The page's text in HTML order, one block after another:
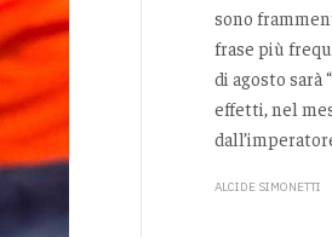
sono
frase più
di agosto sarà
effetti, nel
ALCIDE SIMONETTI